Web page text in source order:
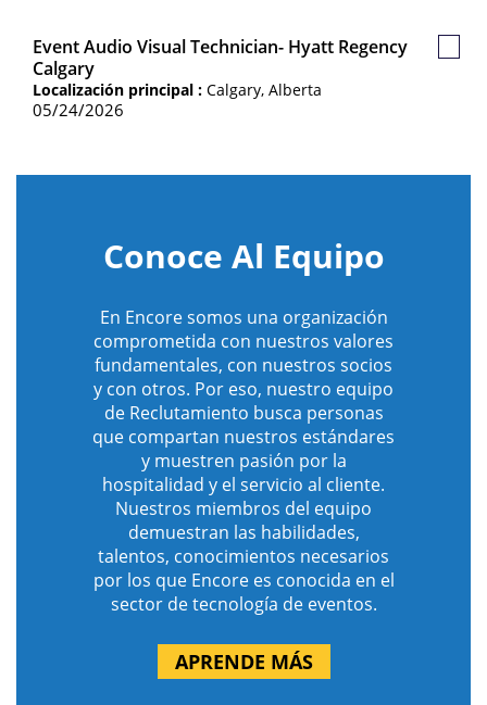
Event Audio Visual Technician- Hyatt Regency
Calgary
Localización principal : Calgary, Alberta
05/24/2026
Conoce Al Equipo
En Encore somos una organización
comprometida con nuestros valores
fundamentales, con nuestros socios
y con otros. Por eso, nuestro equipo
de Reclutamiento busca personas
que compartan nuestros estándares
y muestren pasión por la
hospitalidad y el servicio al cliente.
Nuestros miembros del equipo
demuestran las habilidades,
talentos, conocimientos necesarios
por los que Encore es conocida en el
sector de tecnología de eventos.
APRENDE MÁS